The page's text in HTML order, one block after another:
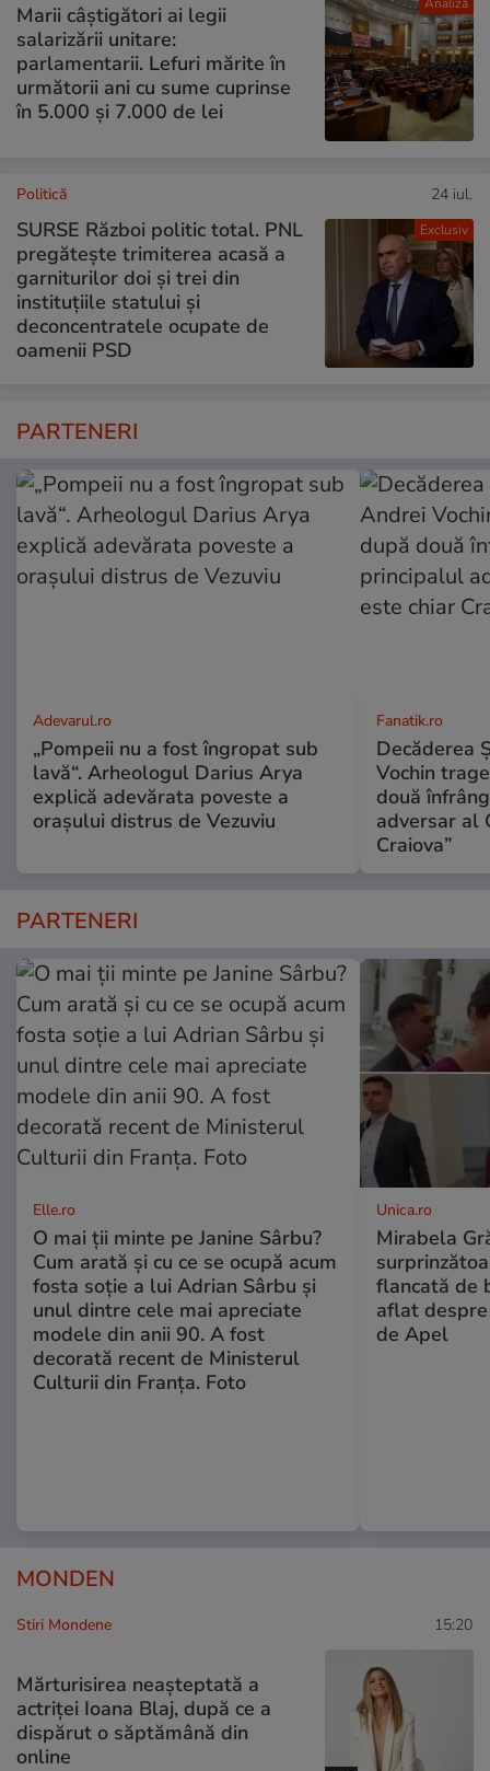
Marii câștigători ai legii
salarizării unitare:
parlamentarii. Lefuri mărite în
următorii ani cu sume cuprinse
în 5.000 și 7.000 de lei
Exclusiv
Politică 24 iul.
SURSE Război politic total. PNL
pregătește trimiterea acasă a
garniturilor doi și trei din
instituțiile statului și
deconcentratele ocupate de
oamenii PSD
PARTENERI
Adevarul.ro
„Pompeii nu a fost îngropat sub
lavă“. Arheologul Darius Arya
explică adevărata poveste a
orașului distrus de Vezuviu
Fanatik.ro
Decăderea
Vochin
două
adversar al
Craiova”
PARTENERI
Elle.ro
O mai ții minte pe Janine Sârbu?
Cum arată și cu ce se ocupă acum
fosta soție a lui Adrian Sârbu și
unul dintre cele mai apreciate
modele din anii 90. A fost
decorată recent de Ministerul
Culturii din Franța. Foto
Unica.ro
Mirabela
flancată de
aflat
de Apel
MONDEN
Stiri Mondene 15:20
Mărturisirea neașteptată a
actriței Ioana Blaj, după ce a
dispărut o săptămână din
online